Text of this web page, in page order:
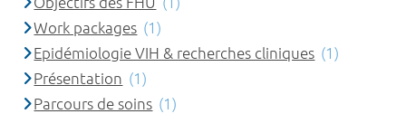
Work packages (1)
Epidémiologie VIH & recherches cliniques (1)
Présentation (1)
Parcours de soins (1)